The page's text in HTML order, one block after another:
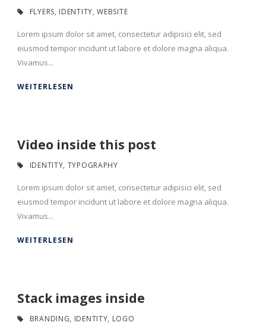
FLYERS, IDENTITY, WEBSITE
Lorem ipsum dolor sit amet, consectetur adipisici elit, sed
eiusmod tempor incidunt ut labore et dolore magna aliqua.
Vivamus...
WEITERLESEN
Video inside this post
IDENTITY, TYPOGRAPHY
Lorem ipsum dolor sit amet, consectetur adipisici elit, sed
eiusmod tempor incidunt ut labore et dolore magna aliqua.
Vivamus...
WEITERLESEN
Stack images inside
BRANDING, IDENTITY, LOGO